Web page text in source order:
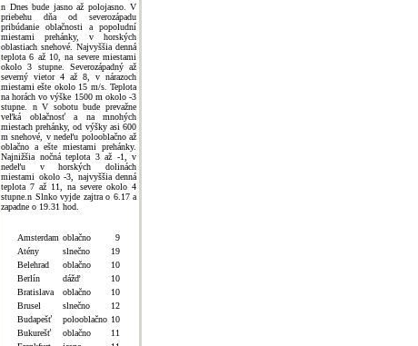
n Dnes bude jasno až polojasno. V
priebehu dňa od severozápadu
pribúdanie oblačnosti a popoludní
miestami prehánky, v horských
oblastiach snehové. Najvyššia denná
teplota 6 až 10, na severe miestami
okolo 3 stupne. Severozápadný až
severný vietor 4 až 8, v nárazoch
miestami ešte okolo 15 m/s. Teplota
na horách vo výške 1500 m okolo -3
stupne. n V sobotu bude prevažne
veľká oblačnosť a na mnohých
miestach prehánky, od výšky asi 600
m snehové, v nedeľu polooblačno až
oblačno a ešte miestami prehánky.
Najnižšia nočná teplota 3 až -1, v
nedeľu v horských dolinách
miestami okolo -3, najvyššia denná
teplota 7 až 11, na severe okolo 4
stupne.n Slnko vyjde zajtra o 6.17 a
zapadne o 19.31 hod.
Amsterdam oblačno
9
Atény
slnečno
19
Belehrad
oblačno
10
Berlín
dážď
10
Bratislava
oblačno
10
Brusel
slnečno
12
Budapešť
polooblačno 10
Bukurešť
oblačno
11